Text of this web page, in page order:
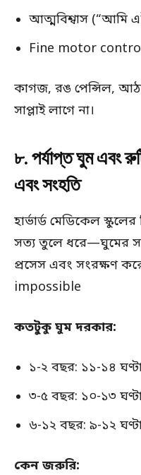
আত্মবিশ্বাস (“আমি
Fine motor
কাগজ, রঙ পেন্সিল,
সাপ্লাই লাগে না।
৮. পর্যাপ্ত ঘুম এবং
এবং সংহতি
হার্ভার্ড মেডিকেল
সত্য তুলে ধরে—ঘুমের
প্রসেস এবং সংরক্ষণ
impossible
কতটুকু ঘুম দরকার:
১-২ বছর: ১১-১৪
৩-৫ বছর: ১০-১৩
৬-১২ বছর: ৯-১২
কেন জরুরি: